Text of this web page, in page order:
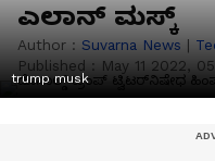
ಎಲಾನ್ ಮಸ್ಕ್
Author : Suvarna News |
Published : May 11 2022,
trump musk